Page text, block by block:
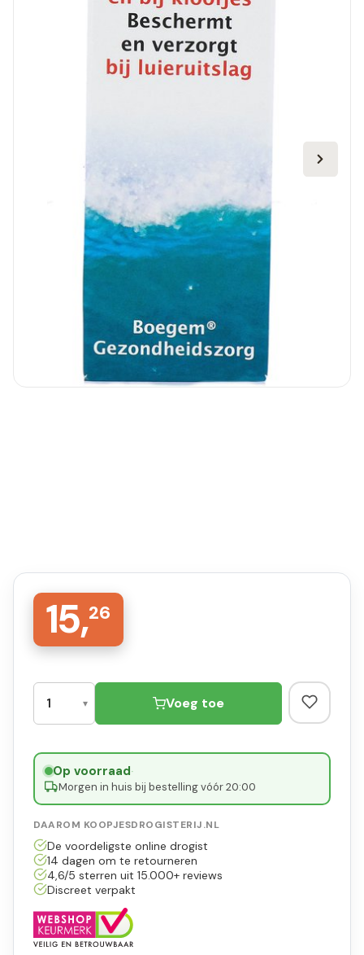
15,26
Voeg toe
Op voorraad·
Morgen in huis bij bestelling vóór 20:00
DAAROM KOOPJESDROGISTERIJ.NL
De voordeligste online drogist
14 dagen om te retourneren
4,6/5 sterren uit 15.000+ reviews
Discreet verpakt